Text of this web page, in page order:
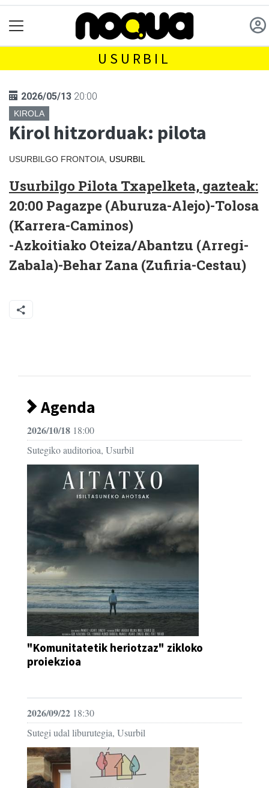
USURBIL
2026/05/13 20:00
KIROLA
Kirol hitzorduak: pilota
USURBILGO FRONTOIA, USURBIL
Usurbilgo Pilota Txapelketa, gazteak:
20:00 Pagazpe (Aburuza-Alejo)-Tolosa
(Karrera-Caminos)
-Azkoitiako Oteiza/Abantzu (Arregi-
Zabala)-Behar Zana (Zufiria-Cestau)
Agenda
2026/10/18 18:00
Sutegiko auditorioa, Usurbil
"Komunitatetik heriotzaz" zikloko
proiekzioa
2026/09/22 18:30
Sutegi udal liburutegia, Usurbil